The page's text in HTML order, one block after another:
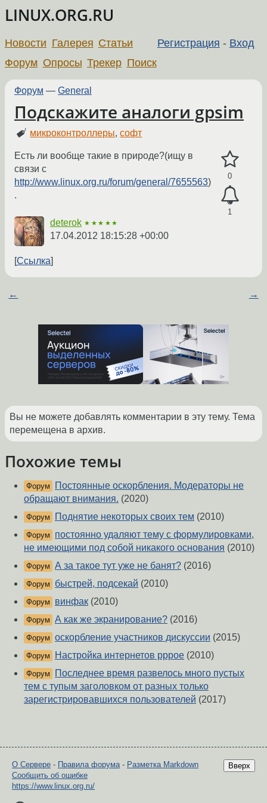
LINUX.ORG.RU
Регистрация - Вход
Новости Галерея Статьи
Форум Опросы Трекер Поиск
Форум — General
Подскажите аналоги gpsim
микроконтроллеры,софт
0
1
Есть ли вообще такие в природе?(ищу в
связи с
http://www.linux.org.ru/forum/general/7655563)
.
deterok ★★★★★
17.04.2012 18:15:28 +00:00
Ссылка
← →
Вы не можете добавлять комментарии в эту тему. Тема
перемещена в архив.
Похожие темы
Форум
Постоянные оскорбления. Модераторы не
обращают внимания. (2020)
Форум Поднятие некоторых своих тем (2010)
Форум
постоянно удаляют тему с формулировками,
не имеющими под собой никакого основания (2010)
Форум А за такое тут уже не банят? (2016)
Форум быстрей, подсекай (2010)
Форум винфак (2010)
Форум А как же экранирование? (2016)
Форум оскорбление участников дискуссии (2015)
Форум Настройка интернетов pppoe (2010)
Форум
Последнее время развелось много пустых
тем с тупым заголовком от разных только
зарегистрировавшихся пользователей (2017)
Вверх
О Сервере - Правила форума- Разметка Markdown
Сообщить об ошибке
https://www.linux.org.ru/